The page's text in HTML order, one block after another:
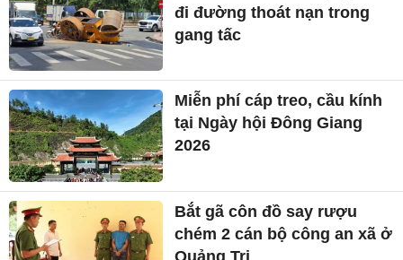
đi đường thoát nạn trong
gang tấc
Miễn phí cáp treo, cầu kính
tại Ngày hội Đông Giang
2026
Bắt gã côn đồ say rượu
chém 2 cán bộ công an xã ở